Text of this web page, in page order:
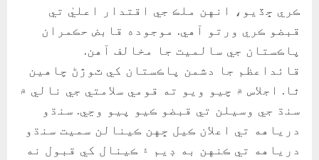
ڪري ڇڏيو، انهن ملڪ جي اقتدار اعليٰ تي
قبضو ڪري ورتو آهي. موجوده قابض حڪمران
پاڪستان جي سالميت جا مخالف آهن.
قائداعظم جا دشمن پاڪستان کي ٽوڙڻ چاهين
ٿا. اجلاس ۾ چيو ويو ته قومي سلامتي جي نالي ۾
سنڌ جي وسيلن تي قبضو ڪيو پيو وڃي. سنڌو
درياهه تي اعلان ڪيل ڇهن ڪينالن سميت سنڌو
درياهه تي ڪنهن به ڊيم ۽ ڪينال کي قبول نه